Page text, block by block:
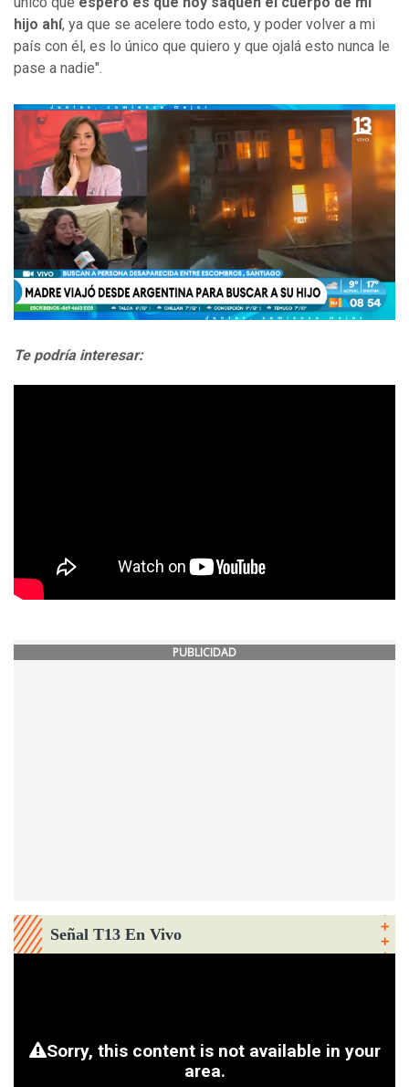
hijo ahí, ya que se acelere todo esto, y poder volver a mi
país con él, es lo único que quiero y que ojalá esto nunca le
pase a nadie".
Te podría interesar:
PUBLICIDAD
Señal T13 En Vivo